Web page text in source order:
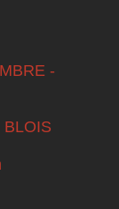
-
BLOIS